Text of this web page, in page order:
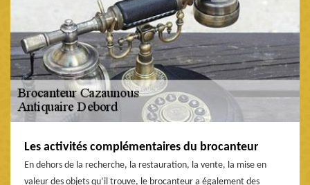
Les activités complémentaires du brocanteur
En dehors de la recherche, la restauration, la vente, la mise en
valeur des objets qu’il trouve, le brocanteur a également des